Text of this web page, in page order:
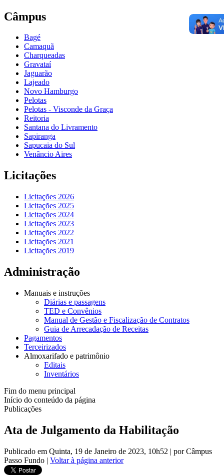
Câmpus
Bagé
Camaquã
Charqueadas
Gravataí
Jaguarão
Lajeado
Novo Hamburgo
Pelotas
Pelotas - Visconde da Graça
Reitoria
Santana do Livramento
Sapiranga
Sapucaia do Sul
Venâncio Aires
Licitações
Licitações 2026
Licitações 2025
Licitações 2024
Licitações 2023
Licitações 2022
Licitações 2021
Licitações 2019
Administração
Manuais e instruções
Diárias e passagens
TED e Convênios
Manual de Gestão e Fiscalização de Contratos
Guia de Arrecadação de Receitas
Pagamentos
Terceirizados
Almoxarifado e patrimônio
Editais
Inventários
Fim do menu principal
Início do conteúdo da página
Publicações
Ata de Julgamento da Habilitação
Publicado em Quinta, 19 de Janeiro de 2023, 10h52 | por Câmpus
Passo Fundo | Voltar à página anterior